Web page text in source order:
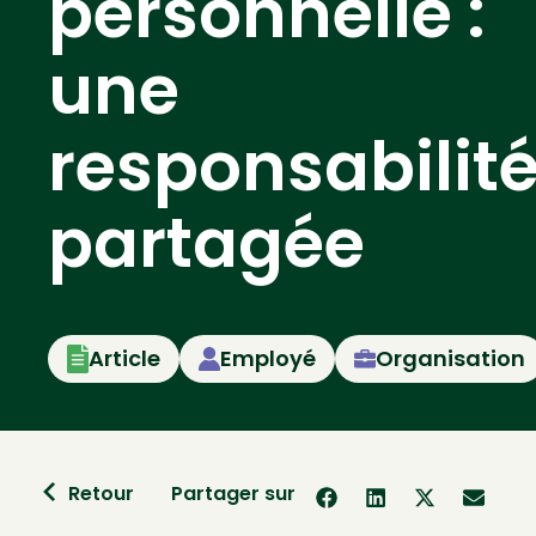
une
partagée
Article Employé Organisation
Retour Partager sur